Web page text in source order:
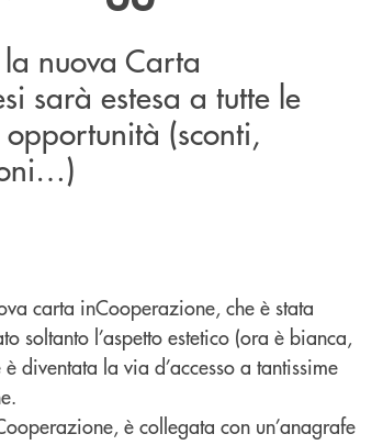
nuova Carta
sarà estesa a tutte le
(sconti,
carta inCooperazione, che è stata
soltanto l’aspetto estetico (ora è bianca,
diventata la via d’accesso a tantissime
è collegata con un’anagrafe